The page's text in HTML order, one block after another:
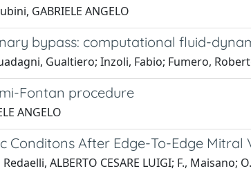
GABRIELE ANGELO
bypass: computational fluid-
Gualtiero; Inzoli, Fabio; Fumero,
Fontan procedure
ANGELO
After Edge-To-Edge Mitral
ALBERTO CESARE LUIGI; F., Maisano;